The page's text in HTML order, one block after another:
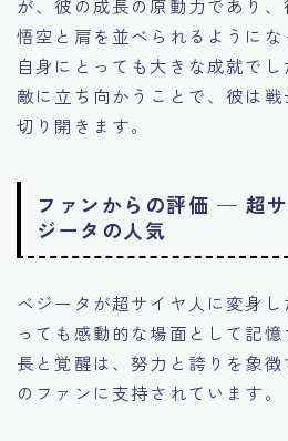
が、彼の成長の原動力であり
悟空と肩を並べられるように
自身にとっても大きな成就で
敵に立ち向かうことで、彼は
切り開きます。
ファンからの評価 — 超
ジータの人気
ベジータが超サイヤ人に変身
っても感動的な場面として記
長と覚醒は、努力と誇りを象徴
のファンに支持されています。